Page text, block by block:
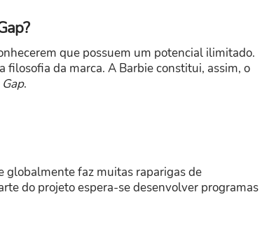
que possuem um potencial ilimitado.
filosofia da marca. A Barbie constitui, assim, o
.
globalmente faz muitas raparigas de
do projeto espera-se desenvolver programas